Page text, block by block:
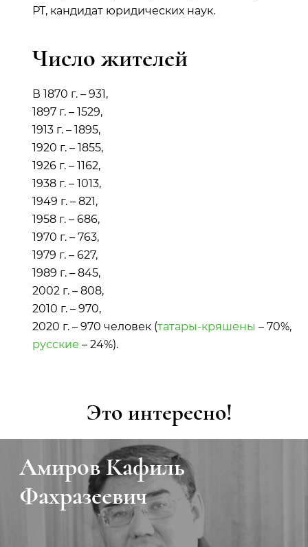
РТ, кандидат юридических наук.
Число жителей
В 1870 г. – 931,
1897 г. – 1529,
1913 г. – 1895,
1920 г. – 1855,
1926 г. – 1162,
1938 г. – 1013,
1949 г. – 821,
1958 г. – 686,
1970 г. – 763,
1979 г. – 627,
1989 г. – 845,
2002 г. – 808,
2010 г. – 970,
2020 г. – 970 человек (татары-кряшены – 70%,
русские – 24%).
Это интересно!
Амиров Кафиль
Фахразеевич